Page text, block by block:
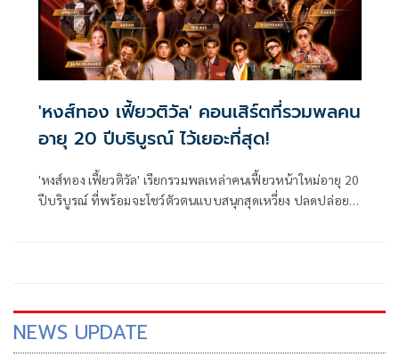
'หงส์ทอง เฟี้ยวติวัล' คอนเสิร์ตที่รวมพลคน
อายุ 20 ปีบริบูรณ์ ไว้เยอะที่สุด!
'หงส์ทอง เฟี้ยวติวัล' เรียกรวมพลเหล่าคนเฟี้ยวหน้าใหม่อายุ 20
ปีบริบูรณ์ ที่พร้อมจะโชว์ตัวตนแบบสนุกสุดเหวี่ยง ปลดปล่อย
NEWS UPDATE